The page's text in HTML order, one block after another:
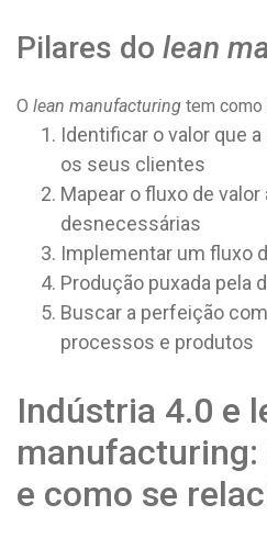
Pilares do lean
O lean manufacturing tem como
Identificar o valor que
os seus clientes
Mapear o fluxo de
desnecessárias
Implementar um fluxo
Produção puxada pela
Buscar a perfeição
processos e produtos
Indústria 4.0 e
e como se